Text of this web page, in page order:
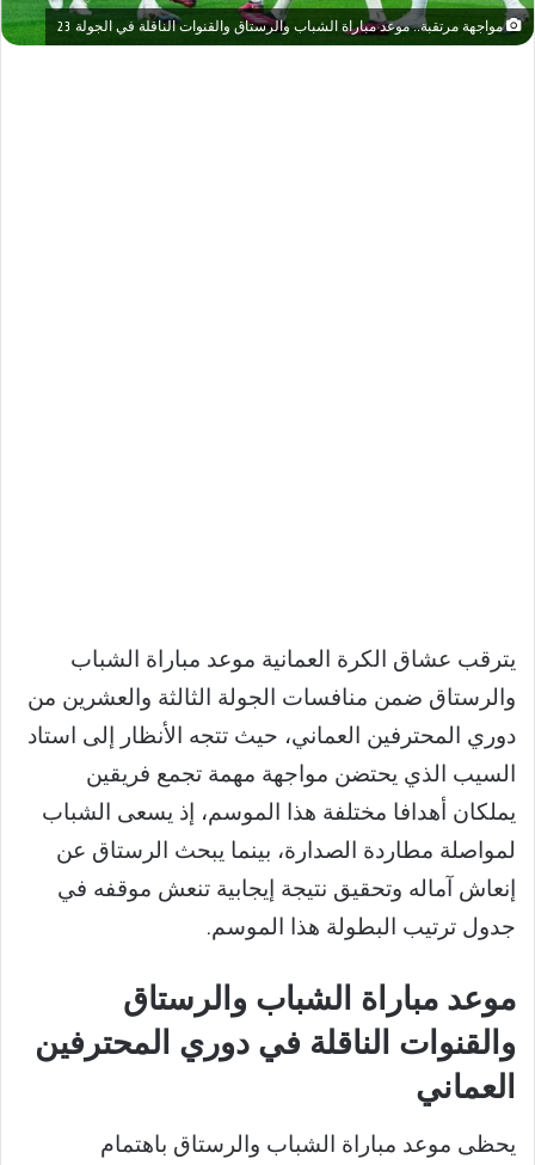
مواجهة مرتقبة.. موعد مباراة الشباب والرستاق والقنوات الناقلة في الجولة 23
يترقب عشاق الكرة العمانية موعد مباراة الشباب
والرستاق ضمن منافسات الجولة الثالثة والعشرين من
دوري المحترفين العماني، حيث تتجه الأنظار إلى استاد
السيب الذي يحتضن مواجهة مهمة تجمع فريقين
يملكان أهدافا مختلفة هذا الموسم، إذ يسعى الشباب
لمواصلة مطاردة الصدارة، بينما يبحث الرستاق عن
إنعاش آماله وتحقيق نتيجة إيجابية تنعش موقفه في
جدول ترتيب البطولة هذا الموسم.
موعد مباراة الشباب والرستاق
والقنوات الناقلة في دوري المحترفين
العماني
يحظى موعد مباراة الشباب والرستاق باهتمام